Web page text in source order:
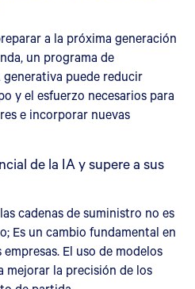
a la próxima generación
un programa de
puede reducir
y el esfuerzo necesarios para
e incorporar nuevas
de la IA y supere a sus
cadenas de suministro no es
Es un cambio fundamental en
El uso de modelos
mejorar la precisión de los